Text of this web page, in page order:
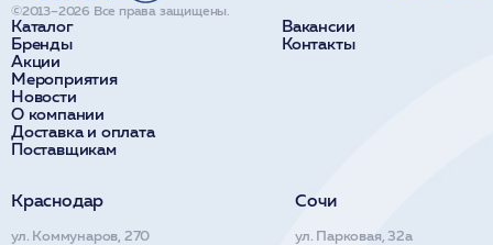
Каталог
Бренды
Акции
Мероприятия
Новости
О компании
Доставка и оплата
Поставщикам
Вакансии
Контакты
©2013–2026 Все права защищены.
Краснодар
ул. Коммунаров, 270
Сочи
ул. Парковая, 32а